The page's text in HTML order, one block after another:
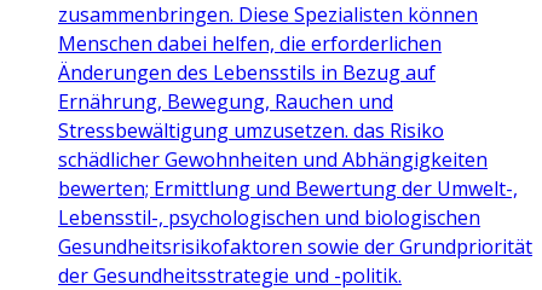
zusammenbringen. Diese Spezialisten können
Menschen dabei helfen, die erforderlichen
Änderungen des Lebensstils in Bezug auf
Ernährung, Bewegung, Rauchen und
Stressbewältigung umzusetzen. das Risiko
schädlicher Gewohnheiten und Abhängigkeiten
bewerten; Ermittlung und Bewertung der Umwelt-,
Lebensstil-, psychologischen und biologischen
Gesundheitsrisikofaktoren sowie der Grundpriorität
der Gesundheitsstrategie und -politik.